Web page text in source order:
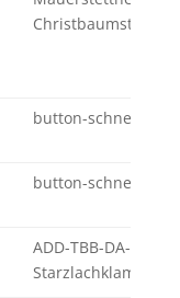
Christbaumstadel
button-
button-
ADD-TBB-DA-
Starzlachklamm